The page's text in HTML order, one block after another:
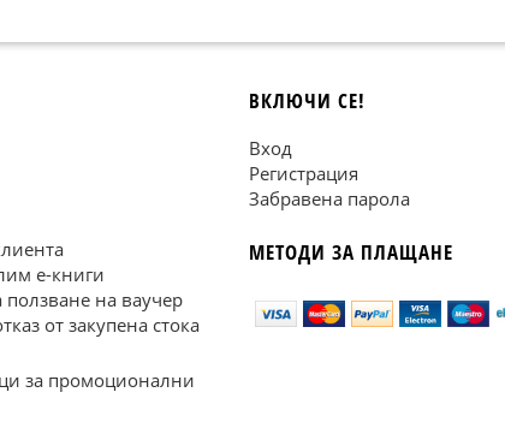
е-книги
ползване на ваучер
от закупена стока
за промоционални
ВКЛЮЧИ СЕ!
Вход
Регистрация
Забравена парола
МЕТОДИ ЗА ПЛАЩАНЕ